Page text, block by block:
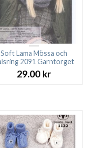
Soft Lama Mössa och
2091 Garntorget
29.00 kr